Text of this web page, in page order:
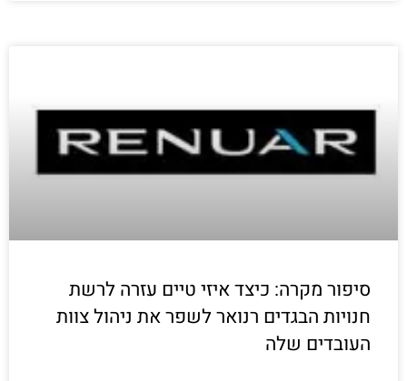
סיפור מקרה: כיצד איזי טיים עזרה לרשת
חנויות הבגדים רנואר לשפר את ניהול צוות
העובדים שלה